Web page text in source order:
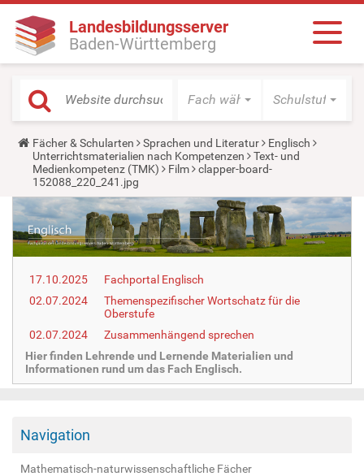
Landesbildungsserver
Baden-Württemberg
Fach wählen Schulstufe
Y
o
u
a
r
h
e
r
e
Fächer & Schularten Sprachen und Literatur
Englisch
Unterrichtsmaterialien nach Kompetenzen
Text- und
Medienkompetenz (TMK)
Film
clapper-board-
152088_220_241.jpg
17.10.2025
Fachportal Englisch
02.07.2024
Themenspezifischer Wortschatz für die
Oberstufe
02.07.2024
Zusammenhängend sprechen
Hier finden Lehrende und Lernende Materialien und
Informationen rund um das Fach Englisch.
Navigation
Mathematisch-naturwissenschaftliche Fächer